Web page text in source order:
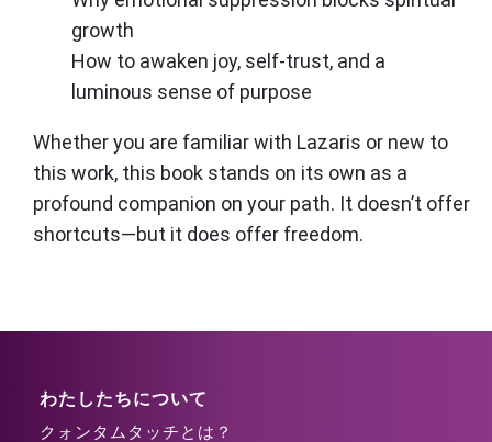
growth
How to awaken joy, self-trust, and a
luminous sense of purpose
Whether you are familiar with Lazaris or new to
this work, this book stands on its own as a
profound companion on your path. It doesn’t offer
shortcuts—but it does offer freedom.
わたしたちについて
クォンタムタッチとは？